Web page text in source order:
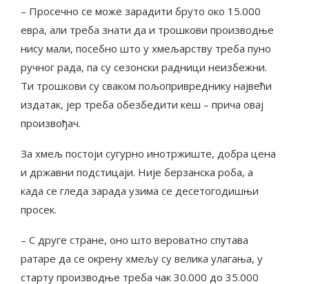
– Просечно се може зарадити бруто око 15.000
евра, али треба знати да и трошкови производње
нису мали, посебно што у хмељарству треба пуно
ручног рада, па су сезонски радници неизбежни.
Ти трошкови су сваком пољопривреднику највећи
издатак, јер треба обезбедити кеш – прича овај
произвођач.
За хмељ постоји сугурно инотржиште, добра цена
и државни подстицаји. Није берзанска роба, а
када се гледа зарада узима се десетогодишњи
просек.
– С друге стране, оно што вероватно спутава
ратаре да се окрену хмељу су велика улагања, у
старту производње треба чак 30.000 до 35.000